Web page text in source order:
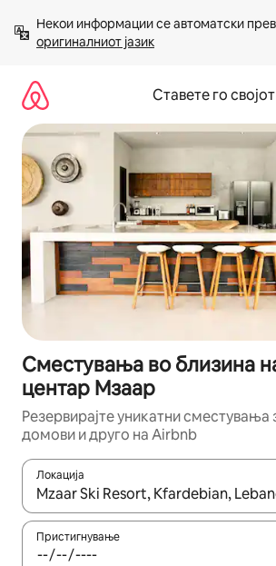
содржина
Некои информации се автоматски
оригиналниот јазик
Ставете го
Сместувања во близина
центар Мзаар
Резервирајте уникатни
домови и друго на Airbnb
Локација
Кога резултатите се достапни,
Пристигнување